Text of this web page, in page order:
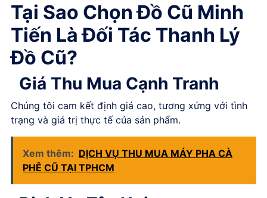
Tại Sao Chọn Đồ Cũ Minh
Tiến Là Đối Tác Thanh Lý
Đồ Cũ?
Giá Thu Mua Cạnh Tranh
Chúng tôi cam kết định giá cao, tương xứng với tình
trạng và giá trị thực tế của sản phẩm.
Xem thêm: DỊCH VỤ THU MUA MÁY PHA CÀ
PHÊ CŨ TẠI TPHCM